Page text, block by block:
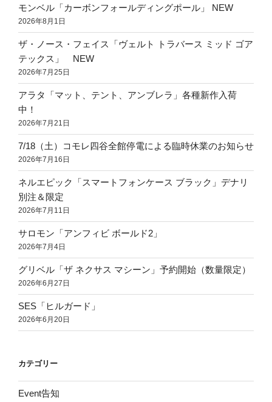
モンベル「カーボンフォールディングポール」 NEW
2026年8月1日
ザ・ノース・フェイス「ヴェルト トラバース ミッド ゴア
テックス」 NEW
2026年7月25日
アラタ「マット、テント、アンブレラ」各種新作入荷
中！
2026年7月21日
7/18（土）コモレ四谷全館停電による臨時休業のお知らせ
2026年7月16日
ネルエピック「スマートフォンケース ブラック」デナリ
別注＆限定
2026年7月11日
サロモン「アンフィビ ボールド2」
2026年7月4日
グリベル「ザ ネクサス マシーン」予約開始（数量限定）
2026年6月27日
SES「ヒルガード」
2026年6月20日
カテゴリー
Event告知